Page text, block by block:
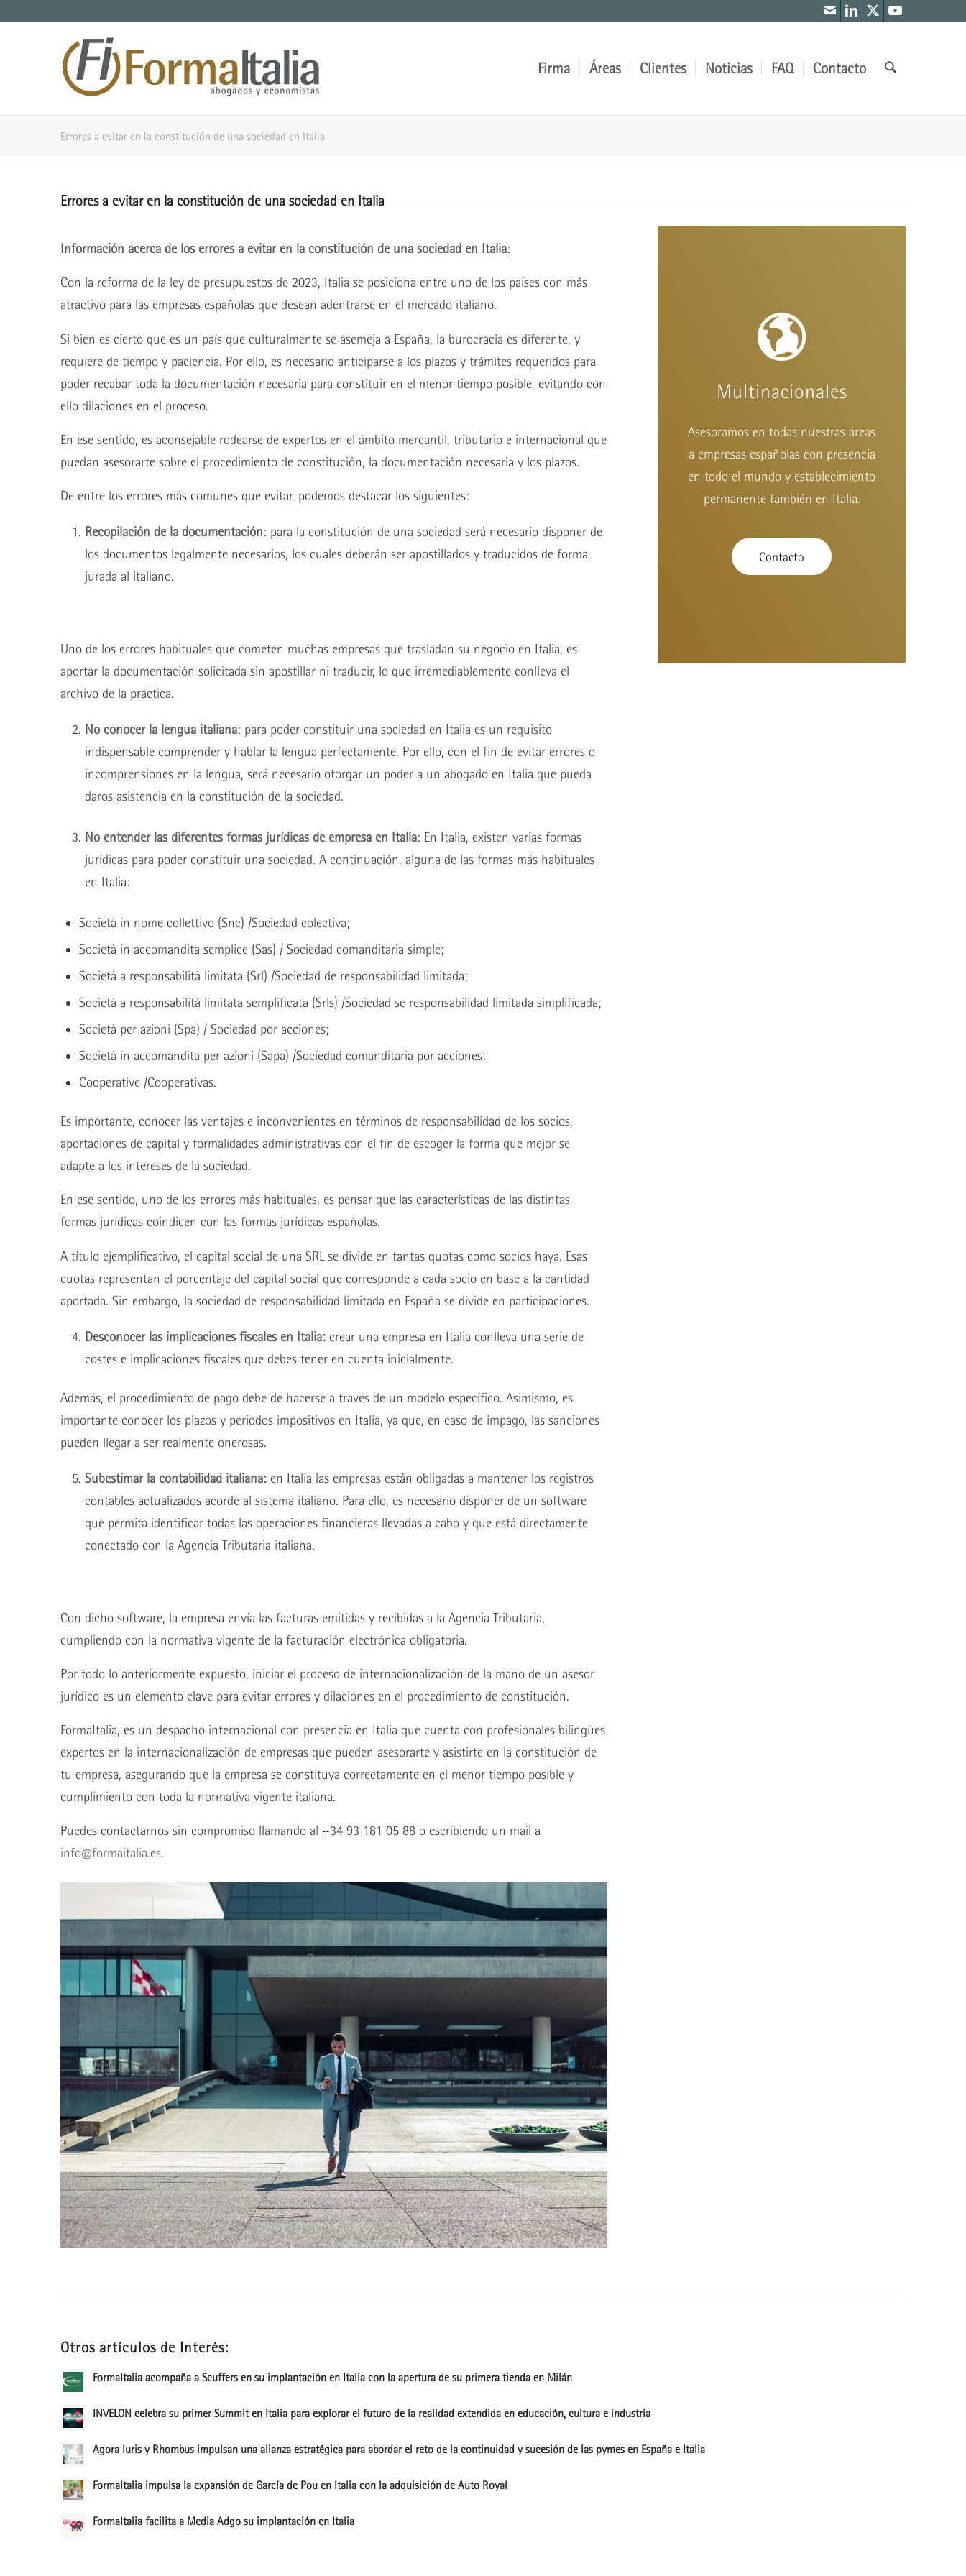
Firma Áreas Clientes Noticias FAQ Contacto
Errores a evitar en la constitución de una sociedad en Italia
Errores a evitar en la constitución de una sociedad en Italia
Información acerca de los errores a evitar en la constitución de una sociedad en Italia:
Con la reforma de la ley de presupuestos de 2023, Italia se posiciona entre uno de los países con más
atractivo para las empresas españolas que desean adentrarse en el mercado italiano.
Si bien es cierto que es un país que culturalmente se asemeja a España, la burocracia es diferente, y
requiere de tiempo y paciencia. Por ello, es necesario anticiparse a los plazos y trámites requeridos para
poder recabar toda la documentación necesaria para constituir en el menor tiempo posible, evitando con
ello dilaciones en el proceso.
En ese sentido, es aconsejable rodearse de expertos en el ámbito mercantil, tributario e internacional que
puedan asesorarte sobre el procedimiento de constitución, la documentación necesaria y los plazos.
De entre los errores más comunes que evitar, podemos destacar los siguientes:
Recopilación de la documentación: para la constitución de una sociedad será necesario disponer de
los documentos legalmente necesarios, los cuales deberán ser apostillados y traducidos de forma
jurada al italiano.
Uno de los errores habituales que cometen muchas empresas que trasladan su negocio en Italia, es
aportar la documentación solicitada sin apostillar ni traducir, lo que irremediablemente conlleva el
archivo de la práctica.
No conocer la lengua italiana: para poder constituir una sociedad en Italia es un requisito
indispensable comprender y hablar la lengua perfectamente. Por ello, con el fin de evitar errores o
incomprensiones en la lengua, será necesario otorgar un poder a un abogado en Italia que pueda
daros asistencia en la constitución de la sociedad.
No entender las diferentes formas jurídicas de empresa en Italia: En Italia, existen varias formas
jurídicas para poder constituir una sociedad. A continuación, alguna de las formas más habituales
en Italia:
Società in nome collettivo (Snc) /Sociedad colectiva;
Società in accomandita semplice (Sas) / Sociedad comanditaria simple;
Società a responsabilità limitata (Srl) /Sociedad de responsabilidad limitada;
Società a responsabilità limitata semplificata (Srls) /Sociedad se responsabilidad limitada simplificada;
Società per azioni (Spa) / Sociedad por acciones;
Società in accomandita per azioni (Sapa) /Sociedad comanditaria por acciones:
Cooperative /Cooperativas.
Es importante, conocer las ventajes e inconvenientes en términos de responsabilidad de los socios,
aportaciones de capital y formalidades administrativas con el fin de escoger la forma que mejor se
adapte a los intereses de la sociedad.
En ese sentido, uno de los errores más habituales, es pensar que las características de las distintas
formas jurídicas coindicen con las formas jurídicas españolas.
A título ejemplificativo, el capital social de una SRL se divide en tantas quotas como socios haya. Esas
cuotas representan el porcentaje del capital social que corresponde a cada socio en base a la cantidad
aportada. Sin embargo, la sociedad de responsabilidad limitada en España se divide en participaciones.
Desconocer las implicaciones fiscales en Italia: crear una empresa en Italia conlleva una serie de
costes e implicaciones fiscales que debes tener en cuenta inicialmente.
Además, el procedimiento de pago debe de hacerse a través de un modelo específico. Asimismo, es
importante conocer los plazos y periodos impositivos en Italia, ya que, en caso de impago, las sanciones
pueden llegar a ser realmente onerosas.
Subestimar la contabilidad italiana: en Italia las empresas están obligadas a mantener los registros
contables actualizados acorde al sistema italiano. Para ello, es necesario disponer de un software
que permita identificar todas las operaciones financieras llevadas a cabo y que está directamente
conectado con la Agencia Tributaria italiana.
Con dicho software, la empresa envía las facturas emitidas y recibidas a la Agencia Tributaria,
cumpliendo con la normativa vigente de la facturación electrónica obligatoria.
Por todo lo anteriormente expuesto, iniciar el proceso de internacionalización de la mano de un asesor
jurídico es un elemento clave para evitar errores y dilaciones en el procedimiento de constitución.
FormaItalia, es un despacho internacional con presencia en Italia que cuenta con profesionales bilingües
expertos en la internacionalización de empresas que pueden asesorarte y asistirte en la constitución de
tu empresa, asegurando que la empresa se constituya correctamente en el menor tiempo posible y
cumplimiento con toda la normativa vigente italiana.
Puedes contactarnos sin compromiso llamando al +34 93 181 05 88 o escribiendo un mail a
info@formaitalia.es.
Multinacionales
Asesoramos en todas nuestras áreas
a empresas españolas con presencia
en todo el mundo y establecimiento
permanente también en Italia.
Contacto
Otros artículos de Interés:
FormaItalia acompaña a Scuffers en su implantación en Italia con la apertura de su primera tienda en Milán
INVELON celebra su primer Summit en Italia para explorar el futuro de la realidad extendida en educación, cultura e industria
Agora Iuris y Rhombus impulsan una alianza estratégica para abordar el reto de la continuidad y sucesión de las pymes en España e Italia
FormaItalia impulsa la expansión de García de Pou en Italia con la adquisición de Auto Royal
FormaItalia facilita a Media Adgo su implantación en Italia